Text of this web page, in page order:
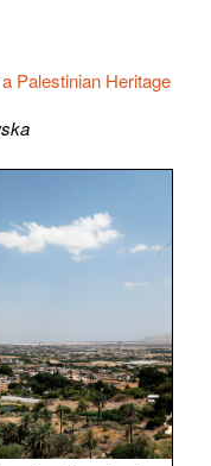
Palestinian Heritage